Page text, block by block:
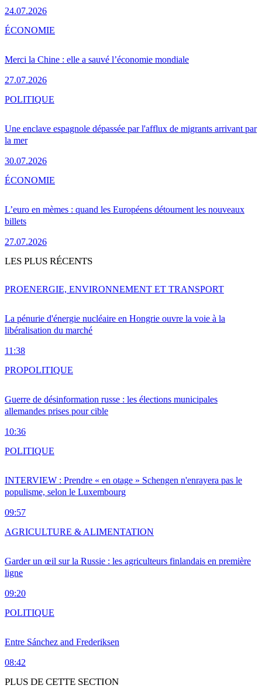
24.07.2026
Merci la Chine : elle a sauvé l’économie mondiale
27.07.2026
ÉCONOMIE
Une enclave espagnole dépassée par l'afflux de migrants arrivant par
la mer
30.07.2026
POLITIQUE
L’euro en mèmes : quand les Européens détournent les nouveaux
billets
27.07.2026
ÉCONOMIE
LES PLUS RÉCENTS
La pénurie d'énergie nucléaire en Hongrie ouvre la voie à la
libéralisation du marché
11:38
PROENERGIE, ENVIRONNEMENT ET TRANSPORT
Guerre de désinformation russe : les élections municipales
allemandes prises pour cible
10:36
PROPOLITIQUE
INTERVIEW : Prendre « en otage » Schengen n'enrayera pas le
populisme, selon le Luxembourg
09:57
POLITIQUE
Garder un œil sur la Russie : les agriculteurs finlandais en première
ligne
09:20
AGRICULTURE & ALIMENTATION
Entre Sánchez and Frederiksen
08:42
POLITIQUE
PLUS DE CETTE SECTION